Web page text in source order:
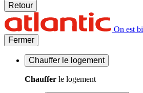
Retour
On est
Fermer
Chauffer le logement
Chauffer le logement